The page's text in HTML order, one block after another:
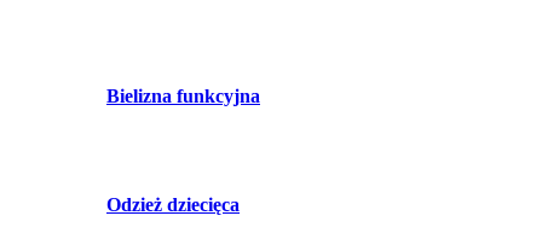
Bielizna funkcyjna
Odzież dziecięca